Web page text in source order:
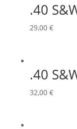
.40
29,00 €
.40
32,00 €